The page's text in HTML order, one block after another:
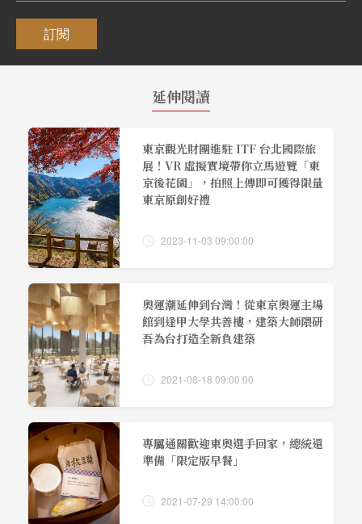
訂閱
延伸閱讀
東京觀光財團進駐 ITF 台北國際旅
展！VR 虛擬實境帶你立馬遊覽「東
京後花園」，拍照上傳即可獲得限量
東京原創好禮
2023-11-03 09:00:00
奧運潮延伸到台灣！從東京奧運主場
館到逢甲大學共善樓，建築大師隈研
吾為台打造全新負建築
2021-08-18 09:00:00
專屬通關歡迎東奧選手回家，總統還
準備「限定版早餐」
2021-07-29 14:00:00